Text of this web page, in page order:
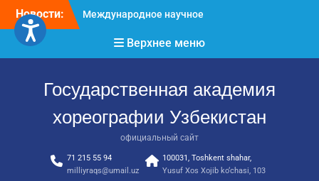
Перейти
содержимому
Новости:
Международное научное
Международное
признание и новые
хореографов!
Международное
признание и новые
достижения молодых
Верхнее меню
Государственная академия
хореографии Узбекистан
официальный сайт
71 215 55 94
milliyraqs@umail.uz
100031, Toshkent shahar,
Yusuf Xos Xojib ko‘chasi, 103